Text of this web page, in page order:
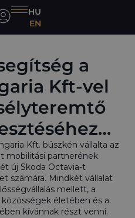
HU
EN
a
Kft-vel
Kft. büszkén vállalta az
mobilitási partnerének
új Skoda Octavia-t
számára. Mindkét vállalat
mellett, a
életében és a
kívánnak részt venni.